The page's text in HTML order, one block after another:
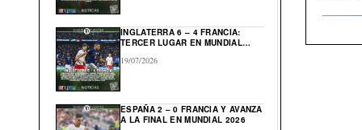
INGLATERRA 6 – 4 FRANCIA:
TERCER LUGAR EN MUNDIAL
19/07/2026
ESPAÑA 2 – 0 FRANCIA Y AVANZA
A LA FINAL EN MUNDIAL 2026